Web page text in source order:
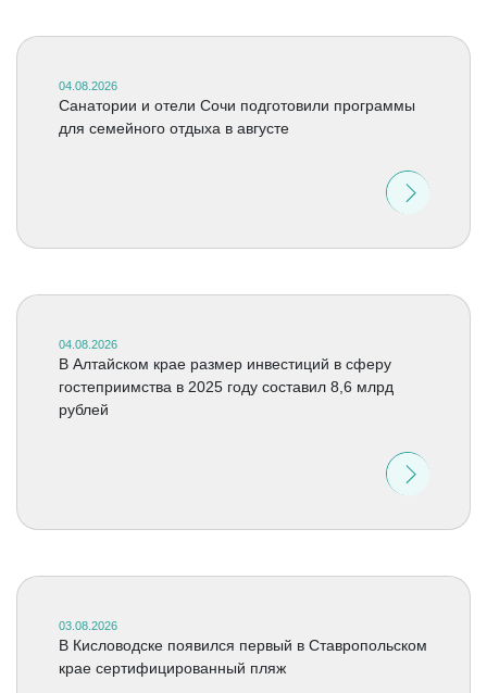
04.08.2026
Санатории и отели Сочи подготовили программы
для семейного отдыха в августе
04.08.2026
В Алтайском крае размер инвестиций в сферу
гостеприимства в 2025 году составил 8,6 млрд
рублей
03.08.2026
В Кисловодске появился первый в Ставропольском
крае сертифицированный пляж